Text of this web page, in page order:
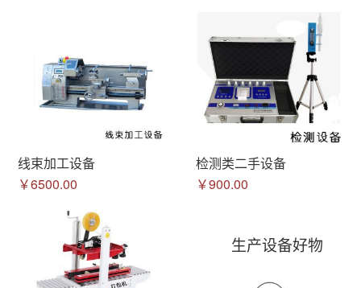
线束加工设备
￥6500.00
检测类二手设备
￥900.00
生产设备好物